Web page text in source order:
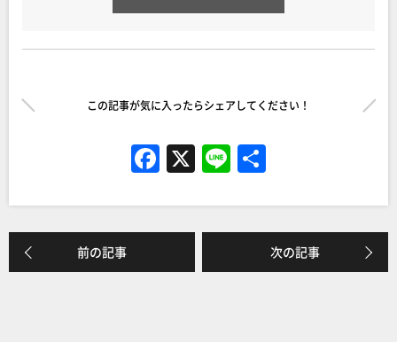
この記事が気に入ったらシェアしてください！
F
c
e
b
X Li
e
前の記事 次の記事